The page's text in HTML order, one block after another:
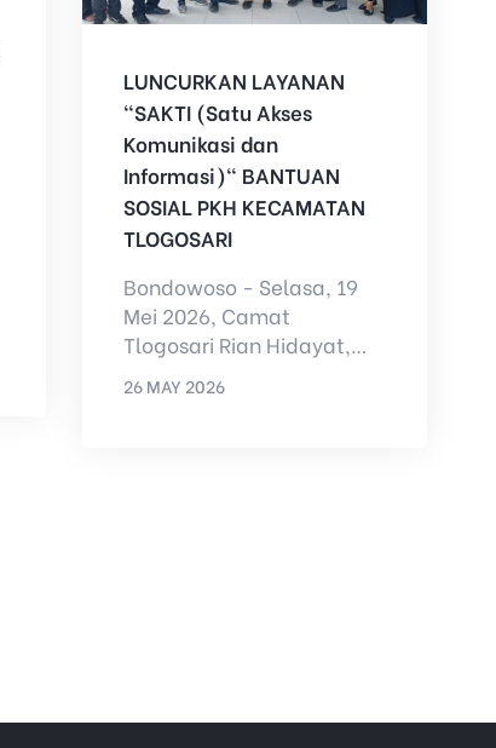
LUNCURKAN LAYANAN
"SAKTI (Satu Akses
Komunikasi dan
Informasi)" BANTUAN
SOSIAL PKH KECAMATAN
TLOGOSARI
Bondowoso - Selasa, 19
Mei 2026, Camat
Tlogosari Rian Hidayat,
&nbsp;seluruh Petugas
26 MAY 2026